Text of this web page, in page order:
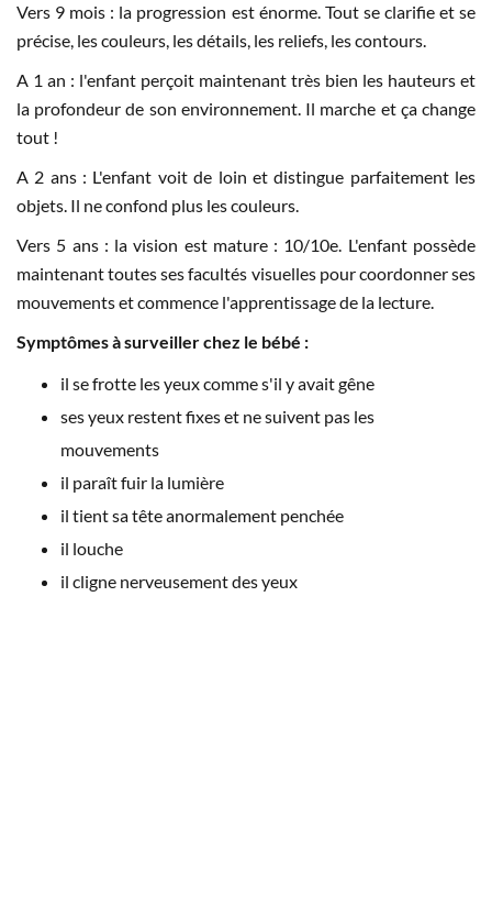
Vers 9 mois : la progression est énorme. Tout se clarifie et se
précise, les couleurs, les détails, les reliefs, les contours.
A 1 an : l'enfant perçoit maintenant très bien les hauteurs et
la profondeur de son environnement. Il marche et ça change
tout !
A 2 ans : L'enfant voit de loin et distingue parfaitement les
objets. Il ne confond plus les couleurs.
Vers 5 ans : la vision est mature : 10/10e. L'enfant possède
maintenant toutes ses facultés visuelles pour coordonner ses
mouvements et commence l'apprentissage de la lecture.
Symptômes à surveiller chez le bébé :
il se frotte les yeux comme s'il y avait gêne
ses yeux restent fixes et ne suivent pas les
mouvements
il paraît fuir la lumière
il tient sa tête anormalement penchée
il louche
il cligne nerveusement des yeux